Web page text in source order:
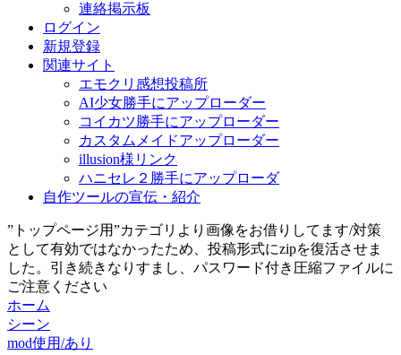
連絡掲示板
ログイン
新規登録
関連サイト
エモクリ感想投稿所
AI少女勝手にアップローダー
コイカツ勝手にアップローダー
カスタムメイドアップローダー
illusion様リンク
ハニセレ２勝手にアップローダ
自作ツールの宣伝・紹介
”トップページ用”カテゴリより画像をお借りしてます/対策
として有効ではなかったため、投稿形式にzipを復活させま
した。引き続きなりすまし、パスワード付き圧縮ファイルに
ご注意ください
ホーム
シーン
mod使用/あり